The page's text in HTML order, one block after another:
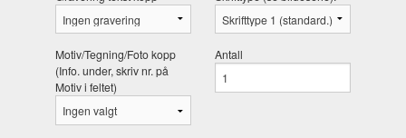
Motiv/Tegning/Foto kopp
(Info. under, skriv nr. på
Motiv i feltet)
Antall